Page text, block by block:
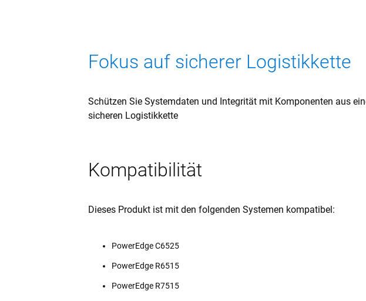
Fokus auf sicherer Logistikkette
Schützen Sie Systemdaten und Integrität mit Komponenten aus
sicheren Logistikkette
Kompatibilität
Dieses Produkt ist mit den folgenden Systemen kompatibel:
PowerEdge C6525
PowerEdge R6515
PowerEdge R7515